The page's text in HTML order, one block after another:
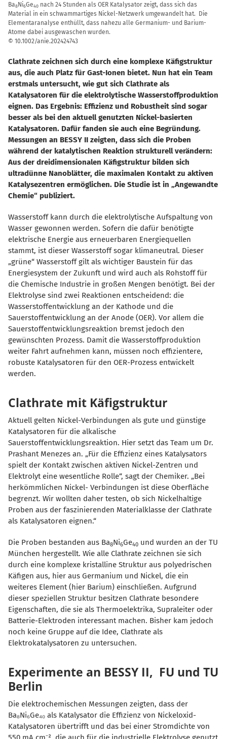
Ba8 Ni6Ge40 nach 24 Stunden als OER Katalysator zeigt, dass sich das
Material in ein schwammartiges Nickel-Netzwerk umgewandelt hat. Die
Elementaranalyse enthüllt, dass nahezu alle Germanium- und Barium-
Atome dabei ausgewaschen wurden.
© 10.1002/anie.202424743
Clathrate zeichnen sich durch eine komplexe Käfigstruktur
aus, die auch Platz für Gast-Ionen bietet. Nun hat ein Team
erstmals untersucht, wie gut sich Clathrate als
Katalysatoren für die elektrolytische Wasserstoffproduktion
eignen. Das Ergebnis: Effizienz und Robustheit sind sogar
besser als bei den aktuell genutzten Nickel-basierten
Katalysatoren. Dafür fanden sie auch eine Begründung.
Messungen an BESSY II zeigten, dass sich die Proben
während der katalytischen Reaktion strukturell verändern:
Aus der dreidimensionalen Käfigstruktur bilden sich
ultradünne Nanoblätter, die maximalen Kontakt zu aktiven
Katalysezentren ermöglichen. Die Studie ist in „Angewandte
Chemie“ publiziert.
Wasserstoff kann durch die elektrolytische Aufspaltung von
Wasser gewonnen werden. Sofern die dafür benötigte
elektrische Energie aus erneuerbaren Energiequellen
stammt, ist dieser Wasserstoff sogar klimaneutral. Dieser
grüne“ Wasserstoff gilt als wichtiger Baustein für das
Energiesystem der Zukunft und wird auch als Rohstoff für
die Chemische Industrie in großen Mengen benötigt. Bei der
Elektrolyse sind zwei Reaktionen entscheidend: die
Wasserstoffentwicklung an der Kathode und die
Sauerstoffentwicklung an der Anode (OER). Vor allem die
Sauerstoffentwicklungsreaktion bremst jedoch den
gewünschten Prozess. Damit die Wasserstoffproduktion
weiter Fahrt aufnehmen kann, müssen noch effizientere,
robuste Katalysatoren für den OER-Prozess entwickelt
werden.
Clathrate mit Käfigstruktur
Aktuell gelten Nickel-Verbindungen als gute und günstige
Katalysatoren für die alkalische
Sauerstoffentwicklungsreaktion. Hier setzt das Team um Dr.
Prashant Menezes an. „Für die Effizienz eines Katalysators
spielt der Kontakt zwischen aktiven Nickel-Zentren und
Elektrolyt eine wesentliche Rolle“, sagt der Chemiker. „Bei
herkömmlichen Nickel- Verbindungen ist diese Oberfläche
begrenzt. Wir wollten daher testen, ob sich Nickelhaltige
Proben aus der faszinierenden Materialklasse der Clathrate
als Katalysatoren eignen.“
Die Proben bestanden aus Ba8Ni6Ge40 und wurden an der TU
München hergestellt. Wie alle Clathrate zeichnen sie sich
durch eine komplexe kristalline Struktur aus polyedrischen
Käfigen aus, hier aus Germanium und Nickel, die ein
weiteres Element (hier Barium) einschließen. Aufgrund
dieser speziellen Struktur besitzen Clathrate besondere
Eigenschaften, die sie als Thermoelektrika, Supraleiter oder
Batterie-Elektroden interessant machen. Bisher kam jedoch
noch keine Gruppe auf die Idee, Clathrate als
Elektrokatalysatoren zu untersuchen.
Experimente an BESSY II, FU und TU
Berlin
Die elektrochemischen Messungen zeigten, dass der
Ba₈Ni₆Ge₄₀ als Katalysator die Effizienz von Nickeloxid-
Katalysatoren übertrifft und das bei einer Stromdichte von